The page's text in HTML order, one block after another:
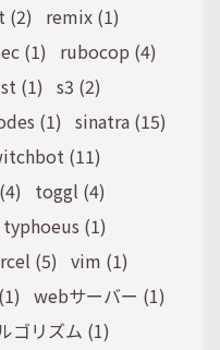
(2)
remix (1)
(1)
rubocop (4)
(1) s3 (2)
(1) sinatra (15)
(11)
toggl (4)
typhoeus (1)
(5) vim (1)
webサーバー (1)
ゴリズム (1)